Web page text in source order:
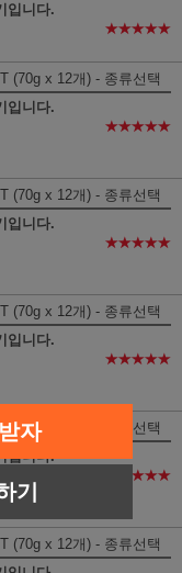
입니다.
★★★★★
(70g x 12개) - 종류선택
입니다.
★★★★★
(70g x 12개) - 종류선택
입니다.
★★★★★
(70g x 12개) - 종류선택
입니다.
★★★★★
(70g x 12개) - 종류선택
입니다.
★★★★★
(70g x 12개) - 종류선택
자
기